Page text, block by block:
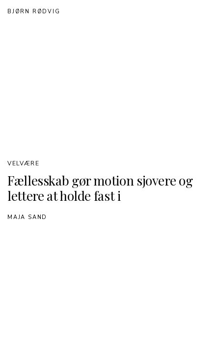
BJØRN RØDVIG
Fællesskab gør motion sjovere og
lettere at holde fast i
VELVÆRE
MAJA SAND